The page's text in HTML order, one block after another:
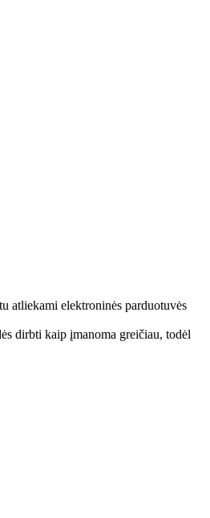
atliekami elektroninės parduotuvės
dirbti kaip įmanoma greičiau, todėl